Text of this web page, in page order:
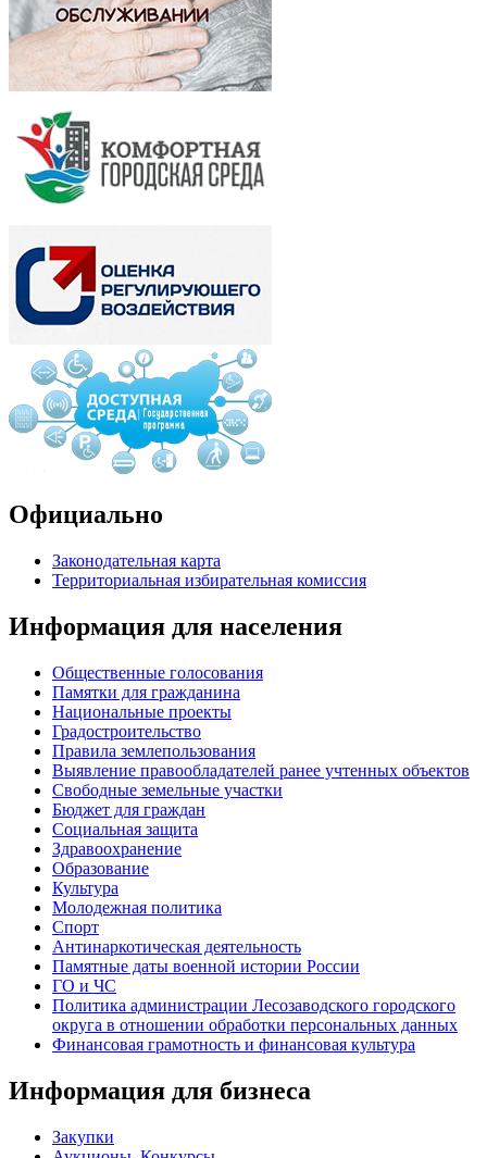
Официально
Законодательная карта
Территориальная избирательная комиссия
Информация для населения
Общественные голосования
Памятки для гражданина
Национальные проекты
Градостроительство
Правила землепользования
Выявление правообладателей ранее учтенных объектов
Свободные земельные участки
Бюджет для граждан
Социальная защита
Здравоохранение
Образование
Культура
Молодежная политика
Спорт
Антинаркотическая деятельность
Памятные даты военной истории России
ГО и ЧС
Политика администрации Лесозаводского городского
округа в отношении обработки персональных данных
Финансовая грамотность и финансовая культура
Информация для бизнеса
Закупки